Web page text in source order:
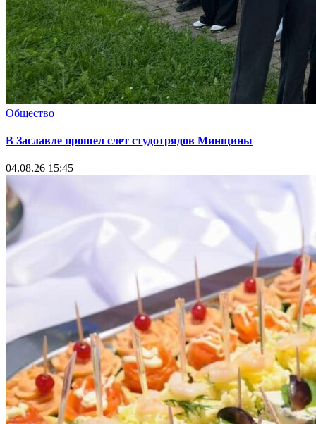
Общество
В Заславле прошел слет студотрядов Минщины
04.08.26 15:45